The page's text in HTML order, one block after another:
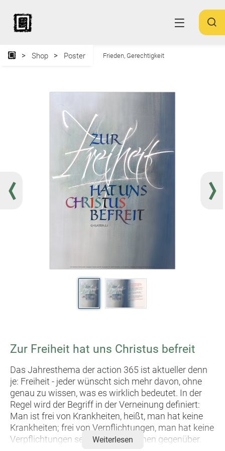
Shop Poster Frieden, Gerechtigkeit
Zur Freiheit hat uns Christus befreit
Das Jahresthema der action 365 ist aktueller denn
je: Freiheit - jeder wünscht sich mehr davon, ohne
genau zu wissen, was es wirklich bedeutet. In der
Regel wird der Begriff in der Verneinung definiert:
Man ist frei von Krankheiten, heißt, man hat keine
Krankheiten; frei von Verpflichtungen, man hat keine
Verpflichtungen seinen Mitmenschen gegenüber.
Weiterlesen